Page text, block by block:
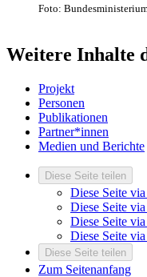
Foto:
Weitere Inhalte
Projekt
Personen
Publikationen
Partner*innen
Medien und Berichte
Diese Seite teilen
Diese Seite
Diese Seite
Diese Seite
Diese Seite
Diese Seite teilen
Zum Seitenanfang